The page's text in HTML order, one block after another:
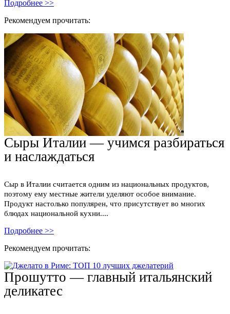
Подробнее >>
Рекомендуем прочитать:
Сыры Италии — учимся разбираться
и наслаждаться
Сыр в Италии считается одним из национальных продуктов,
поэтому ему местные жители уделяют особое внимание.
Продукт настолько популярен, что присутствует во многих
блюдах национальной кухни....
Подробнее >>
Рекомендуем прочитать:
Прошутто — главный итальянский
деликатес